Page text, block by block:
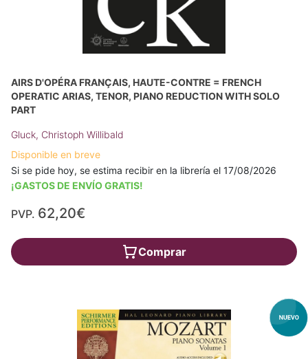
AIRS D'OPÉRA FRANÇAIS, HAUTE-CONTRE = FRENCH
OPERATIC ARIAS, TENOR, PIANO REDUCTION WITH SOLO
PART
Gluck, Christoph Willibald
Disponible en breve
Si se pide hoy, se estima recibir en la librería el 17/08/2026
¡GASTOS DE ENVÍO GRATIS!
PVP. 62,20€
Comprar